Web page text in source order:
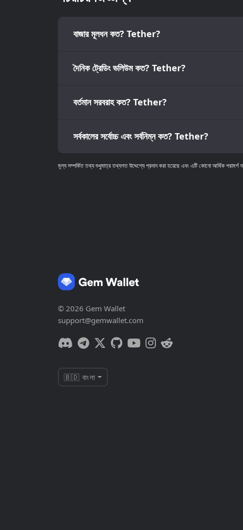
বাজার মূলধন কত? Tether?
দৈনিক ট্রেডিং ভলিউম কত? Tether?
বর্তমান সরবরাহ কত? Tether?
সর্বকালের সর্বোচ্চ এবং সর্বনিম্ন কত? Tether?
মূল্য সম্পর্কিত তথ্য শুধুমাত্র তথ্যগত উদ্দেশ্যে প্রদান করা হয়েছে এবং এটি কোনো আর্থিক পরামর্শ
© 2026 Gem Wallet
support@gemwallet.com
🇧🇩 বাংলা